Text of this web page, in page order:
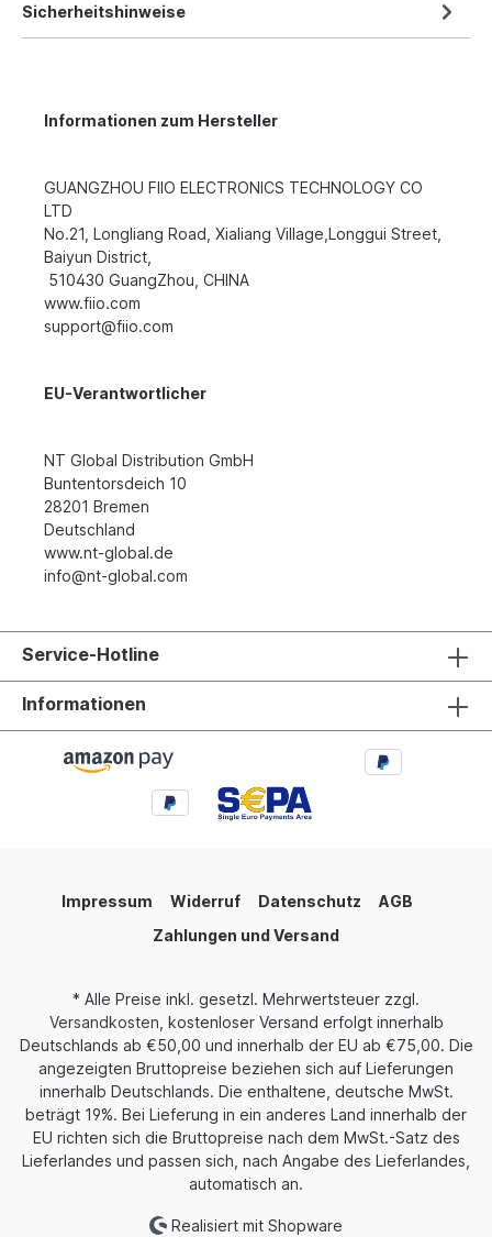
Sicherheitshinweise
Informationen zum Hersteller
GUANGZHOU FIIO ELECTRONICS TECHNOLOGY CO
LTD
No.21, Longliang Road, Xialiang Village,Longgui Street,
Baiyun District,
510430 GuangZhou, CHINA
www.fiio.com
support@fiio.com
EU-Verantwortlicher
NT Global Distribution GmbH
Buntentorsdeich 10
28201 Bremen
Deutschland
www.nt-global.de
info@nt-global.com
Service-Hotline
Informationen
Impressum Widerruf Datenschutz
AGB
Zahlungen und Versand
* Alle Preise inkl. gesetzl. Mehrwertsteuer zzgl.
Versandkosten , kostenloser Versand erfolgt innerhalb
Deutschlands ab €50,00 und innerhalb der EU ab €75,00. Die
angezeigten Bruttopreise beziehen sich auf Lieferungen
innerhalb Deutschlands. Die enthaltene, deutsche MwSt.
beträgt 19%. Bei Lieferung in ein anderes Land innerhalb der
EU richten sich die Bruttopreise nach dem MwSt.-Satz des
Lieferlandes und passen sich, nach Angabe des Lieferlandes,
automatisch an.
Realisiert mit Shopware